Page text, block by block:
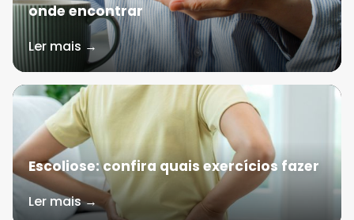
onde encontrar
Ler mais →
Escoliose: confira quais exercícios fazer
Ler mais →